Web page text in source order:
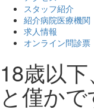
スタッフ紹介
紹介病院医療機関
求人情報
オンライン問診票
18歳以
と僅かで